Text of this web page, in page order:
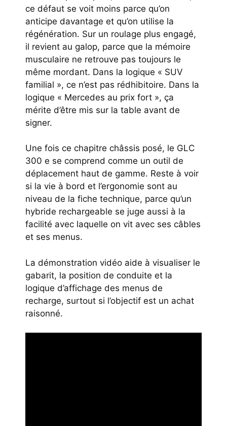
ce défaut se voit moins parce qu’on
anticipe davantage et qu’on utilise la
régénération. Sur un roulage plus engagé,
il revient au galop, parce que la mémoire
musculaire ne retrouve pas toujours le
même mordant. Dans la logique « SUV
familial », ce n’est pas rédhibitoire. Dans la
logique « Mercedes au prix fort », ça
mérite d’être mis sur la table avant de
signer.
Une fois ce chapitre châssis posé, le GLC
300 e se comprend comme un outil de
déplacement haut de gamme. Reste à voir
si la vie à bord et l’ergonomie sont au
niveau de la fiche technique, parce qu’un
hybride rechargeable se juge aussi à la
facilité avec laquelle on vit avec ses câbles
et ses menus.
La démonstration vidéo aide à visualiser le
gabarit, la position de conduite et la
logique d’affichage des menus de
recharge, surtout si l’objectif est un achat
raisonné.